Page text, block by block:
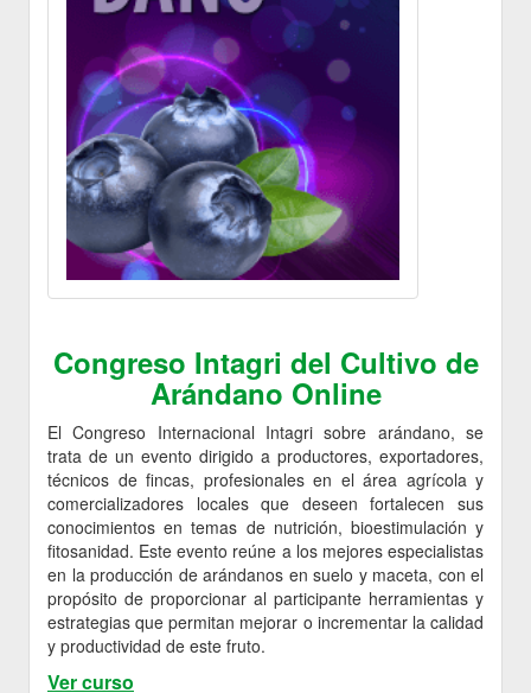
Congreso Intagri del Cultivo de
Arándano Online
El Congreso Internacional Intagri sobre arándano, se
trata de un evento dirigido a productores, exportadores,
técnicos de fincas, profesionales en el área agrícola y
comercializadores locales que deseen fortalecen sus
conocimientos en temas de nutrición, bioestimulación y
fitosanidad. Este evento reúne a los mejores especialistas
en la producción de arándanos en suelo y maceta, con el
propósito de proporcionar al participante herramientas y
estrategias que permitan mejorar o incrementar la calidad
y productividad de este fruto.
Ver curso